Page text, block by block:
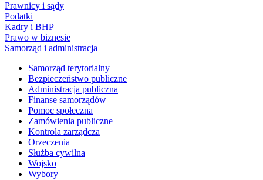
Prawnicy i sądy
Podatki
Kadry i BHP
Prawo w biznesie
Samorząd i administracja
Samorząd terytorialny
Bezpieczeństwo publiczne
Administracja publiczna
Finanse samorządów
Pomoc społeczna
Zamówienia publiczne
Kontrola zarządcza
Orzeczenia
Służba cywilna
Wojsko
Wybory